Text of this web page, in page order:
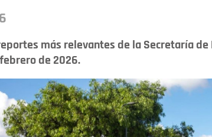
más relevantes de la Secretaría
de 2026.